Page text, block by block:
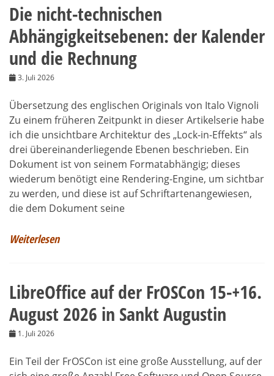
Die nicht-technischen
Abhängigkeitsebenen: der Kalender
und die Rechnung
3. Juli 2026
Übersetzung des englischen Originals von Italo Vignoli
Zu einem früheren Zeitpunkt in dieser Artikelserie habe
ich die unsichtbare Architektur des „Lock-in-Effekts“ als
drei übereinanderliegende Ebenen beschrieben. Ein
Dokument ist von seinem Formatabhängig; dieses
wiederum benötigt eine Rendering-Engine, um sichtbar
zu werden, und diese ist auf Schriftartenangewiesen,
die dem Dokument seine
Weiterlesen
LibreOffice auf der FrOSCon 15-+16.
August 2026 in Sankt Augustin
1. Juli 2026
Ein Teil der FrOSCon ist eine große Ausstellung, auf der